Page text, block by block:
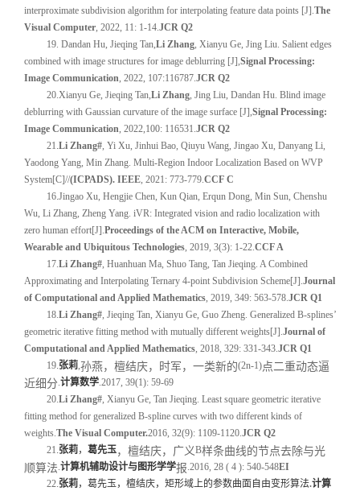
interproximate subdivision algorithm for interpolating feature data points [J].The
Visual Computer, 2022, 11: 1-14.JCR Q2
19. Dandan Hu, Jieqing Tan,Li Zhang, Xianyu Ge, Jing Liu. Salient edges
combined with image structures for image deblurring [J],Signal Processing:
Image Communication, 2022, 107:116787.JCR Q2
20.Xianyu Ge, Jieqing Tan,Li Zhang, Jing Liu, Dandan Hu. Blind image
deblurring with Gaussian curvature of the image surface [J],Signal Processing:
Image Communication, 2022,100: 116531.JCR Q2
21.Li Zhang#, Yi Xu, Jinhui Bao, Qiuyu Wang, Jingao Xu, Danyang Li,
Yaodong Yang, Min Zhang. Multi-Region Indoor Localization Based on WVP
System[C]//(ICPADS). IEEE, 2021: 773-779.CCF C
16.Jingao Xu, Hengjie Chen, Kun Qian, Erqun Dong, Min Sun, Chenshu
Wu, Li Zhang, Zheng Yang. iVR: Integrated vision and radio localization with
zero human effort[J].Proceedings of the ACM on Interactive, Mobile,
Wearable and Ubiquitous Technologies, 2019, 3(3): 1-22.CCF A
17.Li Zhang#, Huanhuan Ma, Shuo Tang, Tan Jieqing. A Combined
Approximating and Interpolating Ternary 4-point Subdivision Scheme[J].Journal
of Computational and Applied Mathematics, 2019, 349: 563-578.JCR Q1
18.Li Zhang#, Jieqing Tan, Xianyu Ge, Guo Zheng. Generalized B-splines’
geometric iterative fitting method with mutually different weights[J].Journal of
Computational and Applied Mathematics, 2018, 329: 331-343.JCR Q1
19.张莉,孙燕，檀结庆，时军，一类新的(2n-1)点二重动态逼
近细分.计算数学.2017, 39(1): 59-69
20.Li Zhang#, Xianyu Ge, Tan Jieqing. Least square geometric iterative
fitting method for generalized B-spline curves with two different kinds of
weights.The Visual Computer.2016, 32(9): 1109-1120.JCR Q2
21.张莉， 葛先玉，檀结庆，广义B样条曲线的节点去除与光
顺算法.计算机辅助设计与图形学学报.2016, 28 ( 4 ): 540-548EI
22.张莉，葛先玉，檀结庆，矩形域上的参数曲面自由变形算法.计算